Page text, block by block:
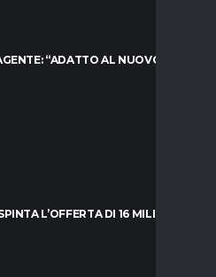
“ADATTO AL NUOVO
L’OFFERTA DI 16 MILIONI DAL